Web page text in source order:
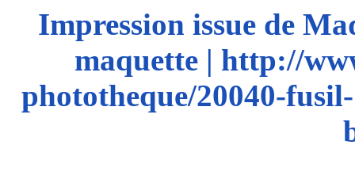
Impression issue de
maquette | http://
phototheque/20040-